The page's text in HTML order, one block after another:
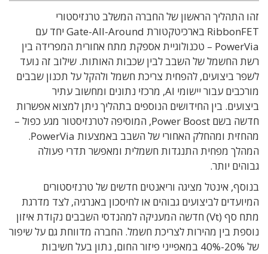
זהו התהליך הראשון של החברה המשלב טרנזיסטורי
RibbonFET בארכיטקטורת Gate-All-Around יחד עם
PowerVia – טכנולוגיית אספקת מתח אחורית המפרידה בין
רשת החשמל של השבב לבין שכבות האותות. שילוב זה נועד
לשפר ביצועים, להפחית צריכת חשמל ולהקל על תכנון שבבים
מורכבים עבור יישומי AI, מרכזי נתונים ומחשוב עתיר
ביצועים. בין החידושים הנוספים בתהליך ניתן למצוא אפשרות
חדשה בשם Power Boost, המוסיפה לטרנזיסטור מגע כפול –
מהחזית ומהחלק האחורי של השבב באמצעות PowerVia.
המהלך מפחית התנגדות חשמלית ומאפשר תדרי פעולה
גבוהים יותר.
בנוסף, אינטל מציגה וריאנטים חדשים של טרנזיסטורים
המיועדים לביצועים גבוהים או לחיסכון באנרגיה, לצד מדרגת
מתח סף (Vt) חדשה המעניקה למהנדסי השבבים נקודת איזון
נוספת בין מהירות לצריכת חשמל. החברה מדווחת גם על שיפור
של 20%-40% במאפייני פיזור החום, נתון בעל חשיבות